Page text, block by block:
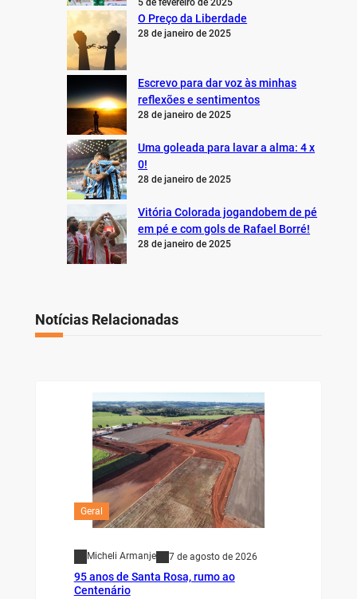
5 de fevereiro de 2025
O Preço da Liberdade
28 de janeiro de 2025
Escrevo para dar voz às minhas
reflexões e sentimentos
28 de janeiro de 2025
Uma goleada para lavar a alma: 4 x
0!
28 de janeiro de 2025
Vitória Colorada jogandobem de pé
em pé e com gols de Rafael Borré!
28 de janeiro de 2025
Notícias Relacionadas
Geral
Micheli Armanje 7 de agosto de 2026
95 anos de Santa Rosa, rumo ao
Centenário